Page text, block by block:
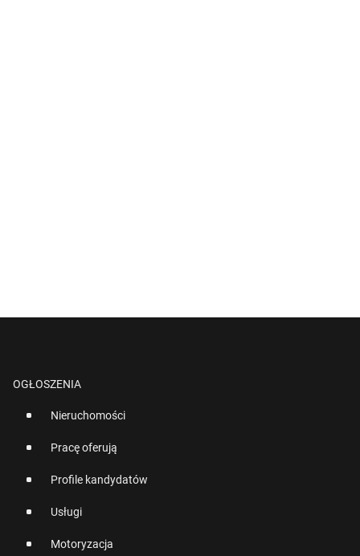
OGŁOSZENIA
Nieruchomości
Pracę oferują
Profile kandydatów
Usługi
Motoryzacja